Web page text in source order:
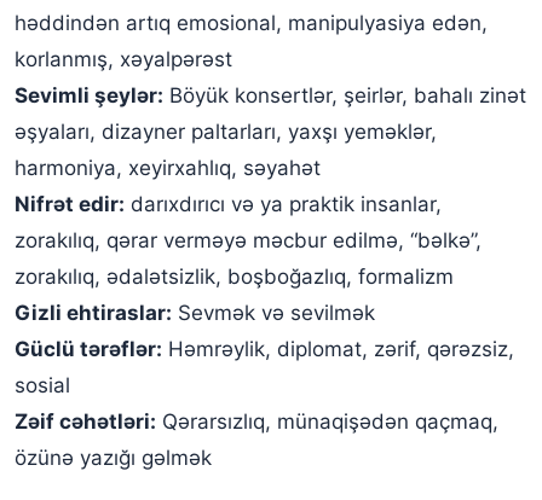
həddindən artıq emosional, manipulyasiya edən,
korlanmış, xəyalpərəst
Sevimli şeylər: Böyük konsertlər, şeirlər, bahalı zinət
əşyaları, dizayner paltarları, yaxşı yeməklər,
harmoniya, xeyirxahlıq, səyahət
Nifrət edir: darıxdırıcı və ya praktik insanlar,
zorakılıq, qərar verməyə məcbur edilmə, “bəlkə”,
zorakılıq, ədalətsizlik, boşboğazlıq, formalizm
Gizli ehtiraslar: Sevmək və sevilmək
Güclü tərəflər: Həmrəylik, diplomat, zərif, qərəzsiz,
sosial
Zəif cəhətləri: Qərarsızlıq, münaqişədən qaçmaq,
özünə yazığı gəlmək